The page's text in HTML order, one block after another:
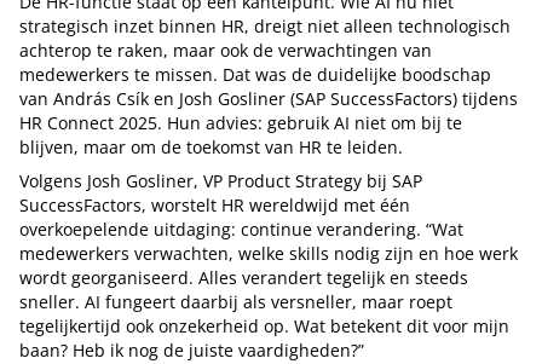
strategisch inzet binnen HR, dreigt niet alleen technologisch
achterop te raken, maar ook de verwachtingen van
medewerkers te missen. Dat was de duidelijke boodschap
van András Csík en Josh Gosliner (SAP SuccessFactors) tijdens
HR Connect 2025. Hun advies: gebruik AI niet om bij te
blijven, maar om de toekomst van HR te leiden.
Volgens Josh Gosliner, VP Product Strategy bij SAP
SuccessFactors, worstelt HR wereldwijd met één
overkoepelende uitdaging: continue verandering. “Wat
medewerkers verwachten, welke skills nodig zijn en hoe werk
wordt georganiseerd. Alles verandert tegelijk en steeds
sneller. AI fungeert daarbij als versneller, maar roept
tegelijkertijd ook onzekerheid op. Wat betekent dit voor mijn
baan? Heb ik nog de juiste vaardigheden?”